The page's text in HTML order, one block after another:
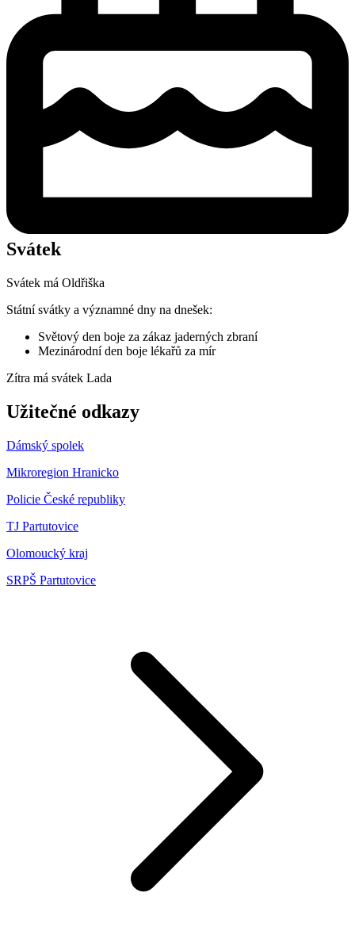
Svátek
Svátek má Oldřiška
Státní svátky a významné dny na dnešek:
Světový den boje za zákaz jaderných zbraní
Mezinárodní den boje lékařů za mír
Zítra má svátek Lada
Užitečné odkazy
Dámský spolek
Mikroregion Hranicko
Policie České republiky
TJ Partutovice
Olomoucký kraj
SRPŠ Partutovice